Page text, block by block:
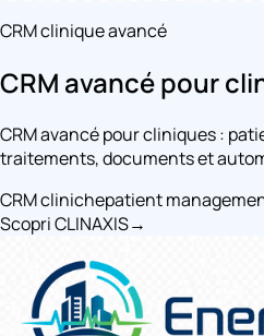
CRM clinique avancé
CRM avancé pour
CRM avancé pour cliniques :
traitements, documents et
CRM clinichepatient
Scopri CLINAXIS→